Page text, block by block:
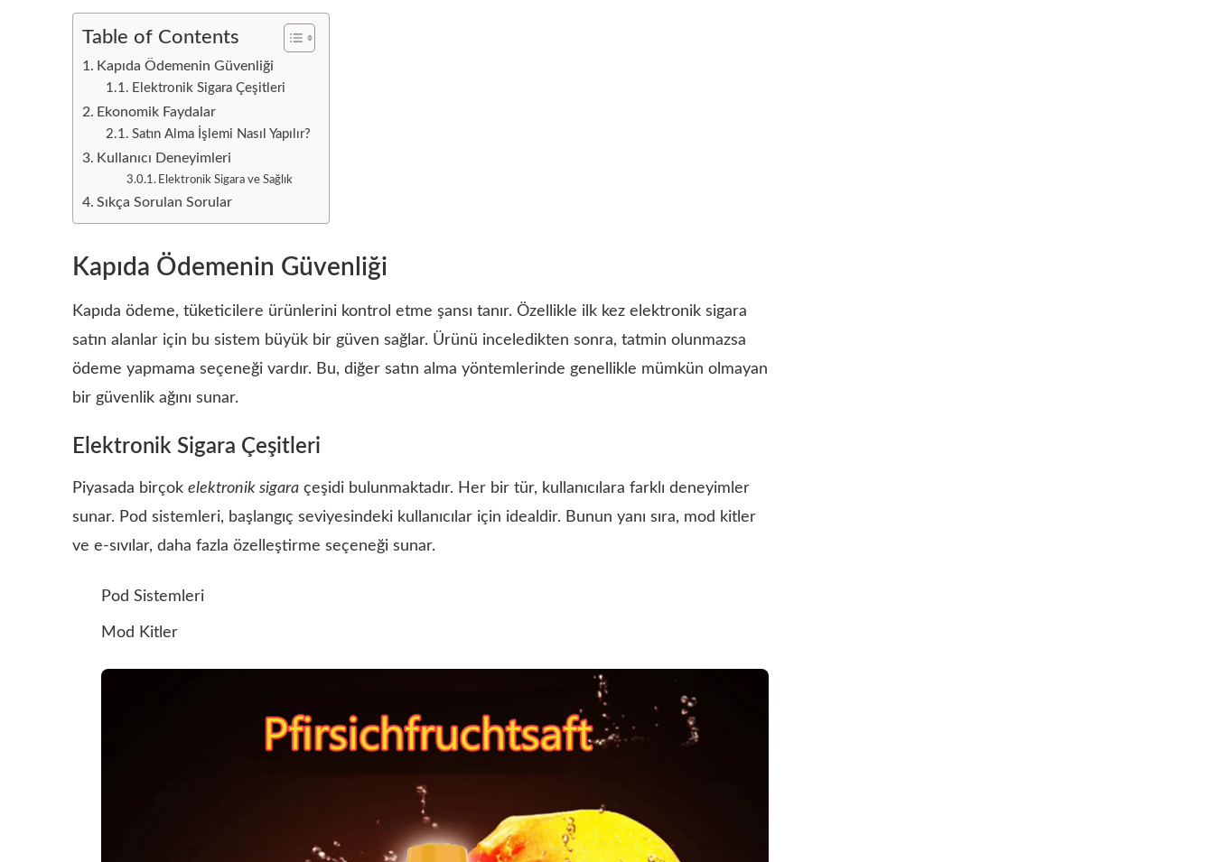
Table of Contents
Kapıda Ödemenin Güvenliği
Elektronik Sigara Çeşitleri
Ekonomik Faydalar
Satın Alma İşlemi Nasıl Yapılır?
Kullanıcı Deneyimleri
Elektronik Sigara ve Sağlık
Sıkça Sorulan Sorular
Kapıda Ödemenin Güvenliği
Kapıda ödeme, tüketicilere ürünlerini kontrol etme şansı tanır. Özellikle ilk kez elektronik sigara
satın alanlar için bu sistem büyük bir güven sağlar. Ürünü inceledikten sonra, tatmin olunmazsa
ödeme yapmama seçeneği vardır. Bu, diğer satın alma yöntemlerinde genellikle mümkün olmayan
bir güvenlik ağını sunar.
Elektronik Sigara Çeşitleri
Piyasada birçok elektronik sigara çeşidi bulunmaktadır. Her bir tür, kullanıcılara farklı deneyimler
sunar. Pod sistemleri, başlangıç seviyesindeki kullanıcılar için idealdir. Bunun yanı sıra, mod kitler
ve e-sıvılar, daha fazla özelleştirme seçeneği sunar.
Pod Sistemleri
Mod Kitler